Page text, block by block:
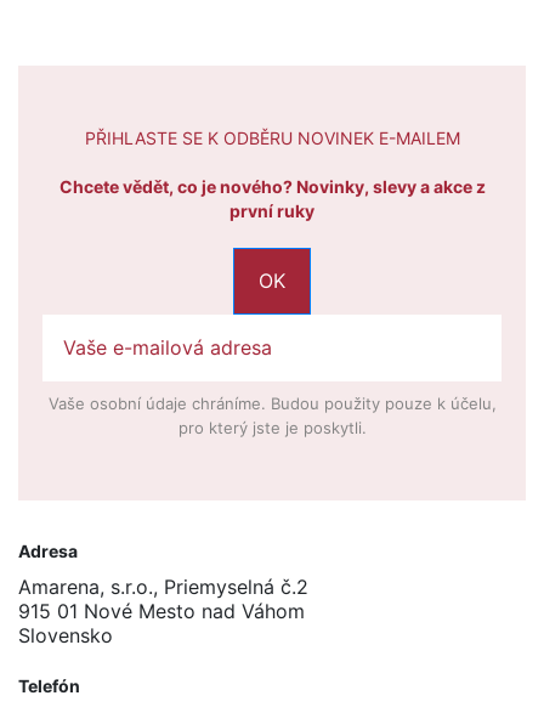
PŘIHLASTE SE K ODBĚRU NOVINEK E-MAILEM
Chcete vědět, co je nového? Novinky, slevy a akce z
první ruky
Vaše osobní údaje chráníme. Budou použity pouze k účelu,
pro který jste je poskytli.
Adresa
Amarena, s.r.o., Priemyselná č.2
915 01 Nové Mesto nad Váhom
Slovensko
Telefón